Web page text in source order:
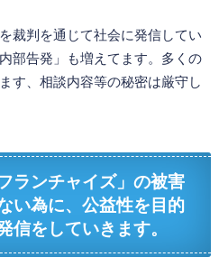
裁判を通じて社会に発信してい
部告発」も増えてます。多くの
す、相談内容等の秘密は厳守し
ランチャイズ」の被害
い為に、公益性を目的
信をしていきます。